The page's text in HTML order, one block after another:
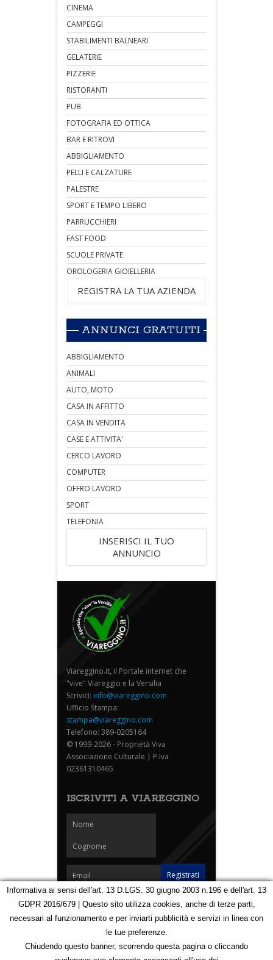
CINEMA
CAMPEGGI
STABILIMENTI BALNEARI
GELATERIE
PIZZERIE
RISTORANTI
PUB
FOTOGRAFIA ED OTTICA
BAR E RITROVI
ABBIGLIAMENTO
PELLI E CALZATURE
PALESTRE
SPORT E TEMPO LIBERO
PARRUCCHIERI
FAST FOOD
SCUOLE PRIVATE
OROLOGERIA GIOIELLERIA
REGISTRA LA TUA AZIENDA
ANNUNCI GRATUITI
ABBIGLIAMENTO
ANIMALI
AUTO, MOTO
CASA IN AFFITTO
CASA IN VENDITA
CASE E ATTIVITA'
CERCO LAVORO
COMPUTER
OFFRO LAVORO
SPORT
TELEFONIA
INSERISCI IL TUO
ANNUNCIO
Viareggino.it, il Portale internet che
"vive" Viareggio e la Versilia
Scrivici: info@viareggino.com
Ufficio Stampa:
stampa@viareggino.com
Telefono: 389-0205164
© 1999-2026 - Proprietà Viva
Associazione Culturale | P.Iva
02361310465
ISCRIVITI A VIAREGGINO
Homepage Notizie Speciali Eventi Foto Carnevale
Partners
Contatti
Mappa
Informativa ai sensi dell'art. 13 D.LGS. 30 giugno 2003 n.196 e dell'art. 13
GDPR 2016/679 | Questo sito utilizza cookies, anche di terze parti,
necessari al funzionamento e per inviarti pubblicità e servizi in linea con
le tue preferenze.
Chiudendo questo banner, scorrendo questa pagina o cliccando